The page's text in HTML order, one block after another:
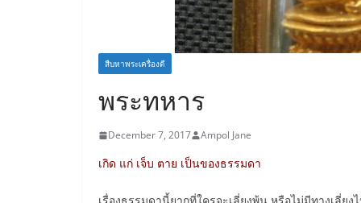
สืบหาพระเครื่องดี
พระทหาร
December 7, 2017 Ampol Jane
เกิด แก่ เจ็บ ตาย เป็นของธรรมดา